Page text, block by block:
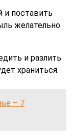
и поставить
желательно
и разлить
храниться.
– 7